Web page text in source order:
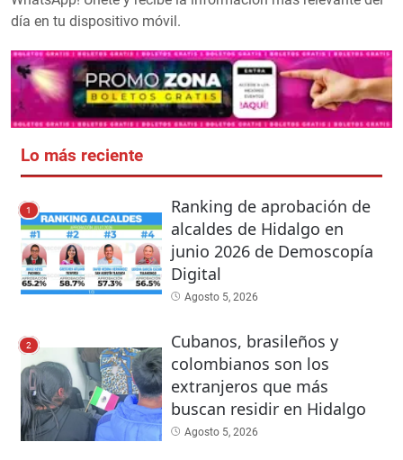
día en tu dispositivo móvil.
Lo más reciente
1
Ranking de aprobación de
alcaldes de Hidalgo en
junio 2026 de Demoscopía
Digital
Agosto 5, 2026
2
Cubanos, brasileños y
colombianos son los
extranjeros que más
buscan residir en Hidalgo
Agosto 5, 2026